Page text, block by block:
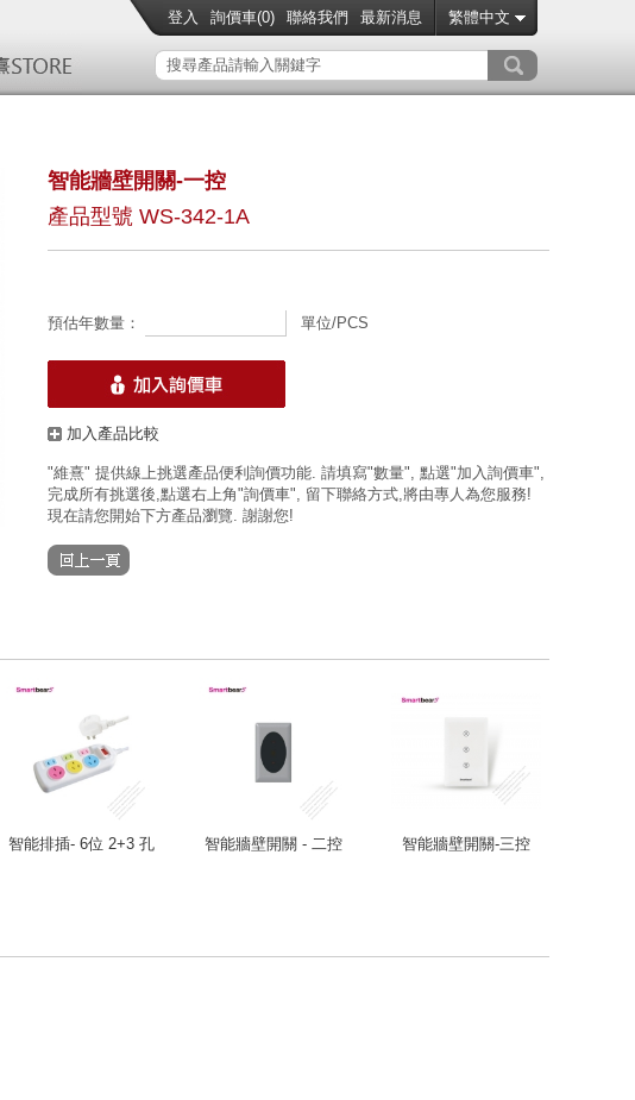
登入 詢價車(0) 聯絡我們 最新消息 繁體中文
智能牆壁開關-一控
產品型號 WS-342-1A
預估年數量： 單位/PCS
加入產品比較
"維熹" 提供線上挑選產品便利詢價功能. 請填寫"數量", 點選"加入詢價車",
完成所有挑選後,點選右上角"詢價車", 留下聯絡方式,將由專人為您服務!
現在請您開始下方產品瀏覽. 謝謝您!
智能排插- 6位 2+3 孔 智能牆壁開關 - 二控 智能牆壁開關-三控